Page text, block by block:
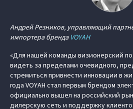
Андрей Резников, управляющий
импортера бренда VOYAH
«Для нашей команды визионерский
видеть за пределами очевидного,
стремиться привнести инновации в
года VOYAH стал первым брендом
официально вышел на российский
дилерскую сеть и поддержку